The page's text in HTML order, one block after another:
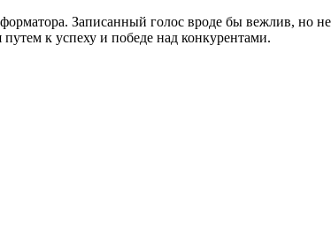
Записанный голос вроде бы вежлив, но
к успеху и победе над конкурентами.